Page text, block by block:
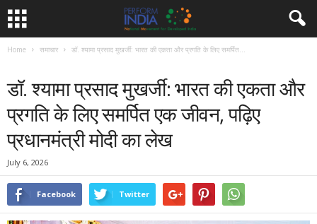
Home समाचार डॉ. श्यामा प्रसाद मुखर्जी: भारत की एकता और प्रगति के लिए समर्पित...
डॉ. श्यामा प्रसाद मुखर्जी: भारत की एकता और
प्रगति के लिए समर्पित एक जीवन, पढ़िए
प्रधानमंत्री मोदी का लेख
July 6, 2026
Facebook Twitter